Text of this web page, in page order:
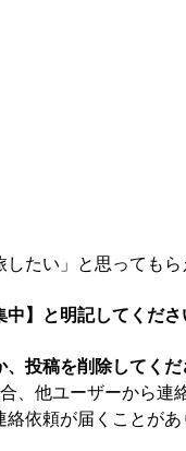
たい」と思ってもら
】と明記してくださ
投稿を削除してくだ
、他ユーザーから連
依頼が届くことがあ